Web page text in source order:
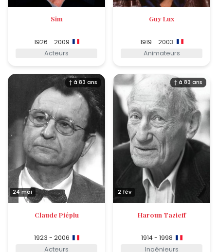
Sim
1926 - 2009
Acteurs
Guy Lux
1919 - 2003
Animateurs
† à 83 ans
24 mai
Claude Piéplu
1923 - 2006
Acteurs
† à 83 ans
2 fév
Haroun Tazieff
1914 - 1998
Ingénieurs